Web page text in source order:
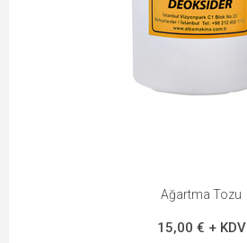
Ağartma Tozu
15,00 € + KDV